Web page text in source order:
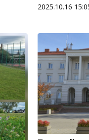
2025.10.16